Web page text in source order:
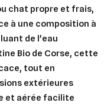
chat propre et frais,
à une composition à
de l'eau
Bio de Corse, cette
tout en
extérieures
et aérée facilite